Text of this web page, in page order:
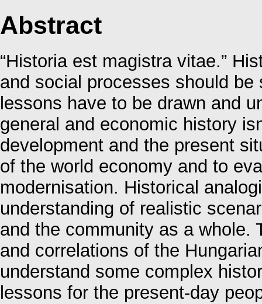
Abstract
“Historia est magistra vitae.”
and social processes should
lessons have to be drawn and
general and economic history
development and the present
of the world economy and to
modernisation. Historical
understanding of realistic
and the community as a whole.
and correlations of the
understand some complex
lessons for the present-day